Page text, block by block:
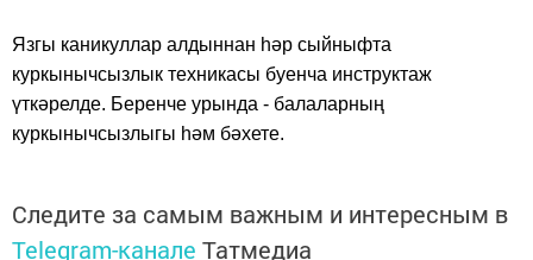
Язгы каникуллар алдыннан һәр сыйныфта
куркынычсызлык техникасы буенча инструктаж
үткәрелде. Беренче урында - балаларның
куркынычсызлыгы һәм бәхете.
Следите за самым важным и интересным в
Telegram-канале Татмедиа